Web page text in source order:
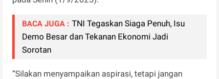
BACA JUGA : TNI Tegaskan Siaga Penuh, Isu
Demo Besar dan Tekanan Ekonomi Jadi
Sorotan
“Silakan menyampaikan aspirasi, tetapi jangan